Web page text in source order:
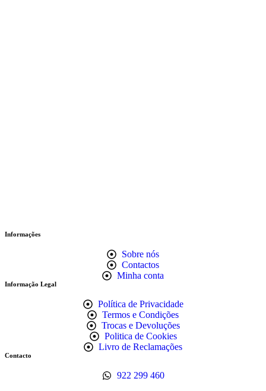
Informações
Sobre nós
Contactos
Minha conta
Informação Legal
Política de Privacidade
Termos e Condições
Trocas e Devoluções
Politica de Cookies
Livro de Reclamações
Contacto
922 299 460